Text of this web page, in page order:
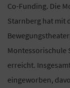
Co-Funding. Die
Starnberg hat mit
Montessorischule
erreicht.
eingeworben,